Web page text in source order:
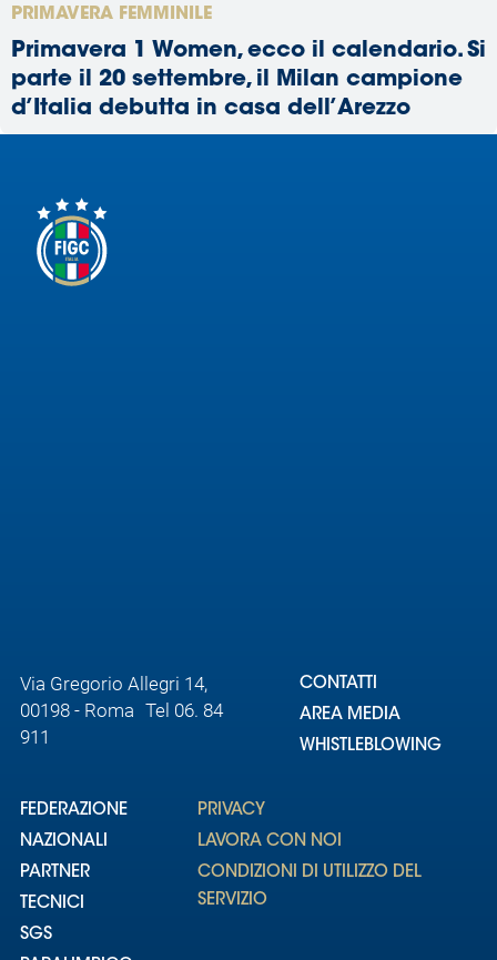
PRIMAVERA FEMMINILE
Primavera 1 Women, ecco il calendario. Si
parte il 20 settembre, il Milan campione
d’Italia debutta in casa dell’Arezzo
Via Gregorio Allegri 14,
00198 - Roma Tel 06. 84
911
CONTATTI
AREA MEDIA
WHISTLEBLOWING
FEDERAZIONE
NAZIONALI
PARTNER
TECNICI
SGS
PRIVACY
LAVORA CON NOI
CONDIZIONI DI UTILIZZO DEL
SERVIZIO